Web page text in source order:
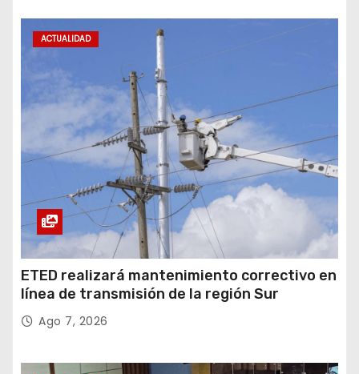
ACTUALIDAD
ETED realizará mantenimiento correctivo en
línea de transmisión de la región Sur
Ago 7, 2026